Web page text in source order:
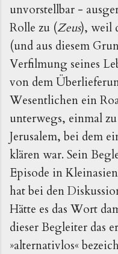
unvorstellbar -
Rolle zu (Zeus), weil
(und aus diesem
Verfilmung seines
von dem
Wesentlichen ein
unterwegs, einmal
Jerusalem, bei dem
klären war. Sein
Episode in
hat bei den
Hätte es das Wort
dieser Begleiter das
»alternativlos«